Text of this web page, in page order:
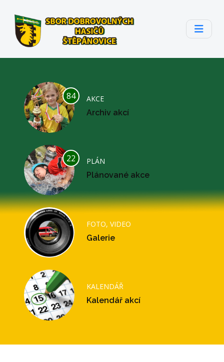
84
AKCE
Archiv akcí
22
PLÁN
Plánované akce
FOTO, VIDEO
Galerie
KALENDÁŘ
Kalendář akcí